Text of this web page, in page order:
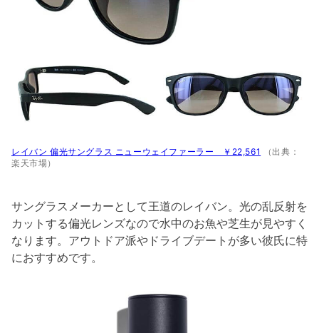
レイバン 偏光サングラス ニューウェイファーラー ￥22,561
（出典：
楽天市場）
サングラスメーカーとして王道のレイバン。光の乱反射を
カットする偏光レンズなので水中のお魚や芝生が見やすく
なります。アウトドア派やドライブデートが多い彼氏に特
におすすめです。